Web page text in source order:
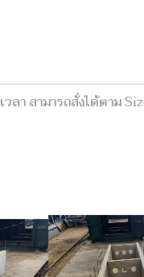
า สามารถสั่งได้ตาม